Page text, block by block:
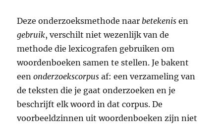
Deze onderzoeksmethode naar betekenis en
gebruik, verschilt niet wezenlijk van de
methode die lexicografen gebruiken om
woordenboeken samen te stellen. Je bakent
eenonderzoekscorpus af: een verzameling van
de teksten die je gaat onderzoeken en je
beschrijft elk woord in dat corpus. De
voorbeeldzinnen uit woordenboeken zijn niet